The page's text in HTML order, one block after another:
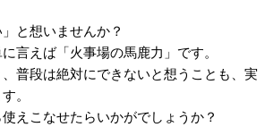
と想いませんか？
言えば「火事場の馬鹿力」です。
普段は絶対にできないと想うことも、実
。
えこなせたらいかがでしょうか？